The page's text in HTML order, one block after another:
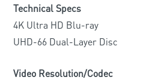
Technical Specs
4K Ultra HD Blu-ray
UHD-66 Dual-Layer Disc
Video Resolution/Codec